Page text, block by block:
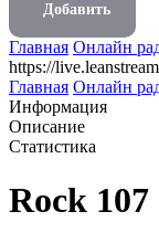
Добавить
Главная Онлайн
https://
Главная Онлайн
Информация
Описание
Статистика
Rock 107